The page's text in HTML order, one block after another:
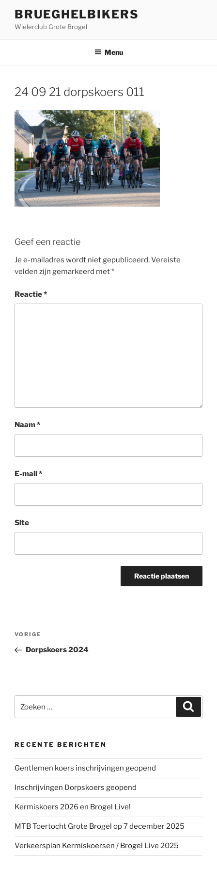
BRUEGHELBIKERS
Wielerclub Grote Brogel
Menu
24 09 21 dorpskoers 011
Geef een reactie
Je e-mailadres wordt niet gepubliceerd.Vereiste
velden zijn gemarkeerd met*
Reactie*
Naam*
E-mail*
Site
Bericht
Vorig
bericht
VORIGE
Dorpskoers 2024
naar:
RECENTE BERICHTEN
Gentlemen koers inschrijvingen geopend
Inschrijvingen Dorpskoers geopend
Kermiskoers 2026 en Brogel Live!
MTB Toertocht Grote Brogel op 7 december 2025
Verkeersplan Kermiskoersen / Brogel Live 2025